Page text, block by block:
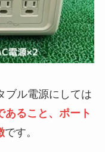
ブル電源にしては
あること、ポート
です。